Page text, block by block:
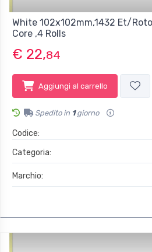
White 102x102mm,1432 Et/
Core ,4 Rolls
€ 22,84
Aggiungi al carrello
Spedito in 1giorno
Codice:
Categoria:
Marchio: